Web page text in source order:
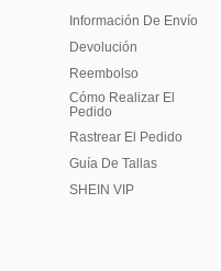
Información De Envío
Devolución
Reembolso
Cómo Realizar El
Pedido
Rastrear El Pedido
Guía De Tallas
SHEIN VIP